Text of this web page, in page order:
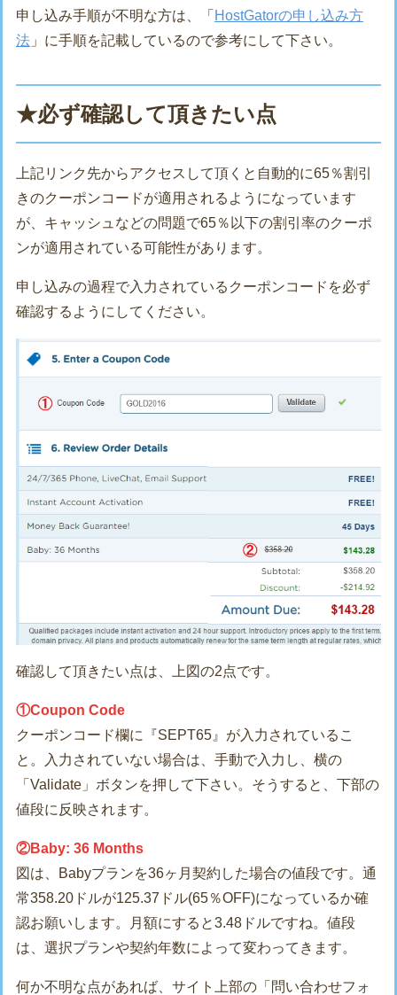
申し込み手順が不明な方は、「 HostGatorの申し込み方
法 」に手順を記載しているので参考にして下さい。
★必ず確認して頂きたい点
上記リンク先からアクセスして頂くと自動的に65％割引
きのクーポンコードが適用されるようになっています
が、キャッシュなどの問題で65％以下の割引率のクーポ
ンが適用されている可能性があります。
申し込みの過程で入力されているクーポンコードを必ず
確認するようにしてください。
確認して頂きたい点は、上図の2点です。
①Coupon Code
クーポンコード欄に『SEPT65』が入力されているこ
と。入力されていない場合は、手動で入力し、横の
「Validate」ボタンを押して下さい。そうすると、下部の
値段に反映されます。
②Baby: 36 Months
図は、Babyプランを36ヶ月契約した場合の値段です。通
常358.20ドルが125.37ドル(65％OFF)になっているか確
認お願いします。月額にすると3.48ドルですね。値段
は、選択プランや契約年数によって変わってきます。
何か不明な点があれば、サイト上部の「問い合わせフォ